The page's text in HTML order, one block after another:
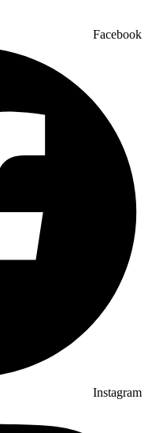
Facebook
Instagram